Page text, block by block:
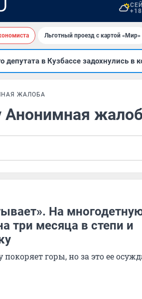
Льготный проезд с картой «Мир»
в Кузбассе задохнулись в
ЖАЛОБА
Анонимная
На
три месяца в степи и
горы, но за это ее